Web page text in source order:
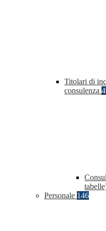
Titolari di
consulenza
Personale 146